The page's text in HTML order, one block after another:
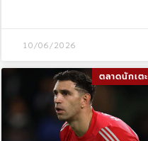
10/06/2026
ตลาดนักเตะ